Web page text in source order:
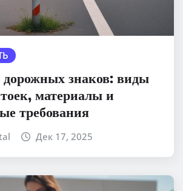
знаков: виды
материалы и
требования
Дек 17, 2025